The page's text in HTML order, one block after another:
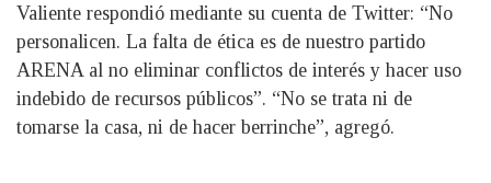
Valiente respondió mediante su cuenta de Twitter: “No
personalicen. La falta de ética es de nuestro partido
ARENA al no eliminar conflictos de interés y hacer uso
indebido de recursos públicos”. “No se trata ni de
tomarse la casa, ni de hacer berrinche”, agregó.